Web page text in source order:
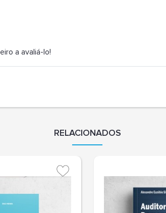
a avaliá-lo!
RELACIONADOS